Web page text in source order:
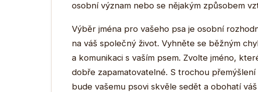
osobní význam nebo se nějakým způsobem
Výběr jména pro vašeho psa je osobní
na váš společný život. Vyhněte se běžným
a komunikaci s vaším psem. Zvolte jméno,
dobře zapamatovatelné. S trochou
bude vašemu psovi skvěle sedět a obohatí